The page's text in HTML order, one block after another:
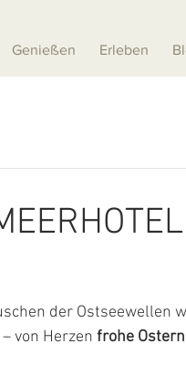
Genießen Erleben
der Ostseewellen
von Herzen frohe Ostern